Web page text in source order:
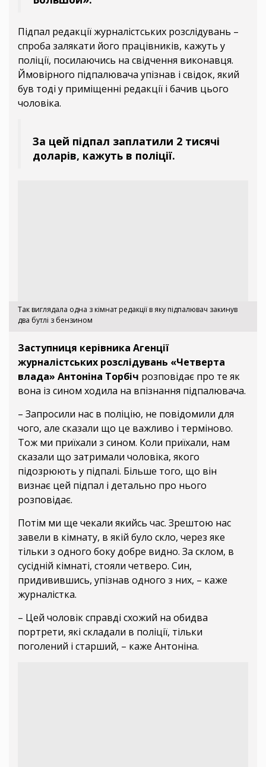
Підпал редакції журналістських розслідувань –
спроба залякати його працівників, кажуть у
поліції, посилаючись на свідчення виконавця.
Ймовірного підпалювача упізнав і свідок, який
був тоді у приміщенні редакції і бачив цього
чоловіка.
За цей підпал заплатили 2 тисячі
доларів, кажуть в поліції.
Так виглядала одна з кімнат редакції в яку підпалювач закинув
два бутлі з бензином
Заступниця керівника Агенції
журналістських розслідувань «Четверта
влада» Антоніна Торбіч розповідає про те як
вона із сином ходила на впізнання підпалювача.
– Запросили нас в поліцію, не повідомили для
чого, але сказали що це важливо і терміново.
Тож ми приїхали з сином. Коли приїхали, нам
сказали що затримали чоловіка, якого
підозрюють у підпалі. Більше того, що він
визнає цей підпал і детально про нього
розповідає.
Потім ми ще чекали якийсь час. Зрештою нас
завели в кімнату, в якій було скло, через яке
тільки з одного боку добре видно. За склом, в
сусідній кімнаті, стояли четверо. Син,
придивившись, упізнав одного з них, – каже
журналістка.
– Цей чоловік справді схожий на обидва
портрети, які складали в поліції, тільки
поголений і старший, – каже Антоніна.